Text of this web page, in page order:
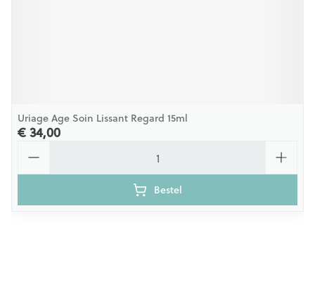
Uriage Age Soin Lissant Regard 15ml
€ 34,00
Bestel